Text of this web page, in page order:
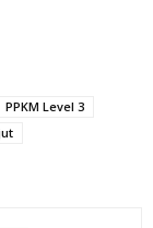
PPKM Level 3